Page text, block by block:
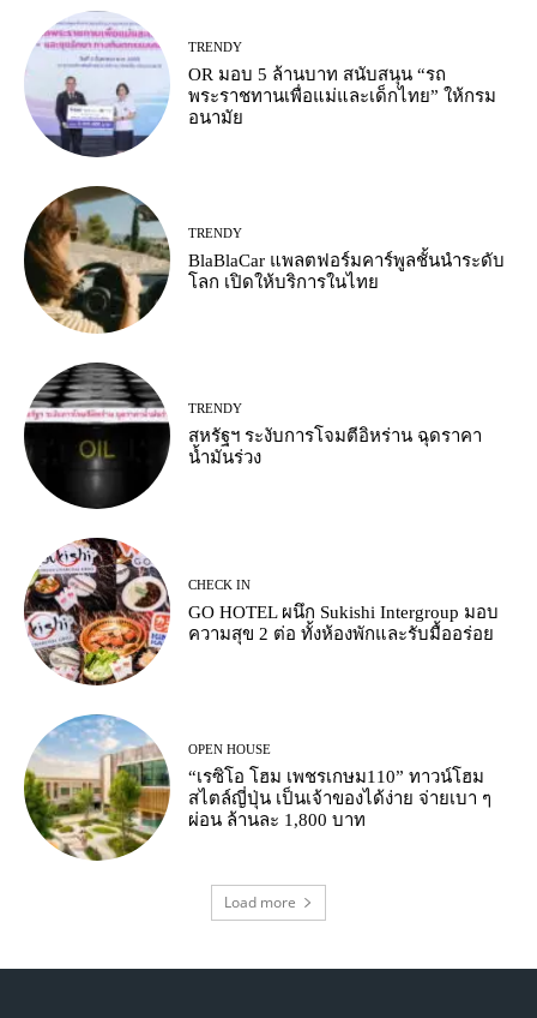
TRENDY
OR มอบ 5 ล้านบาท สนับสนุน “รถ
พระราชทานเพื่อแม่และเด็กไทย” ให้กรม
อนามัย
TRENDY
BlaBlaCar แพลตฟอร์มคาร์พูลชั้นนำระดับ
โลก เปิดให้บริการในไทย
TRENDY
สหรัฐฯ ระงับการโจมตีอิหร่าน ฉุดราคา
น้ำมันร่วง
CHECK IN
GO HOTEL ผนึก Sukishi Intergroup มอบ
ความสุข 2 ต่อ ทั้งห้องพักและรับมื้ออร่อย
OPEN HOUSE
“เรซิโอ โฮม เพชรเกษม110” ทาวน์โฮม
สไตล์ญี่ปุ่น เป็นเจ้าของได้ง่าย จ่ายเบา ๆ
ผ่อน ล้านละ 1,800 บาท
Load more